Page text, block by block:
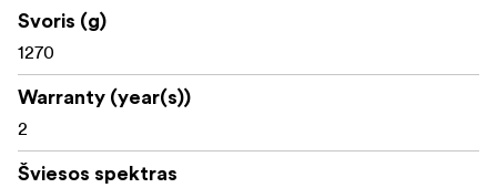
Svoris (g)
1270
Warranty (year(s))
2
Šviesos spektras